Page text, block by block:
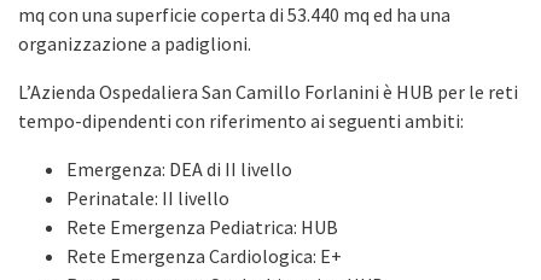
mq con una superficie coperta di 53.440 mq ed ha una
organizzazione a padiglioni.
L’Azienda Ospedaliera San Camillo Forlanini è HUB per le reti
tempo-dipendenti con riferimento ai seguenti ambiti:
Emergenza: DEA di II livello
Perinatale: II livello
Rete Emergenza Pediatrica: HUB
Rete Emergenza Cardiologica: E+